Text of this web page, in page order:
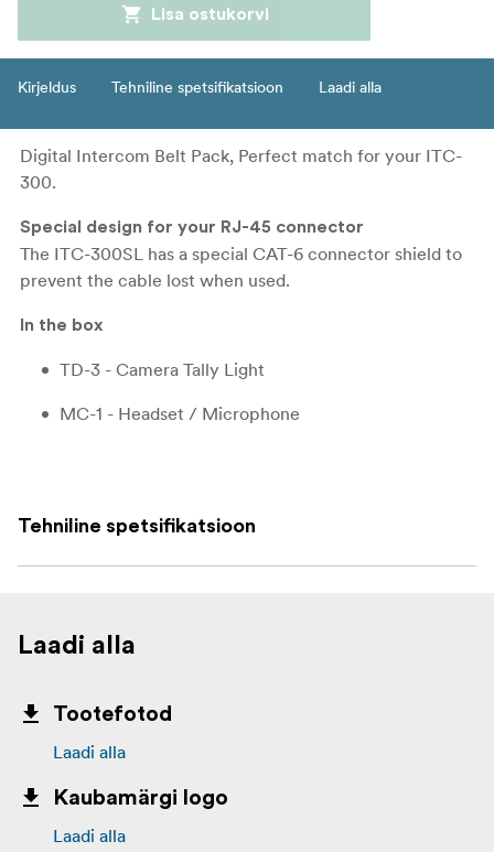
Lisa ostukorvi
Kirjeldus Tehniline spetsifikatsioon Laadi alla
Digital Intercom Belt Pack, Perfect match for your ITC-
300.
Special design for your RJ-45 connector
The ITC-300SL has a special CAT-6 connector shield to
prevent the cable lost when used.
In the box
TD-3 - Camera Tally Light
MC-1 - Headset / Microphone
1 x Velcro
Tehniline spetsifikatsioon
Laadi alla
Tootefotod
Laadi alla
Kaubamärgi logo
Laadi alla